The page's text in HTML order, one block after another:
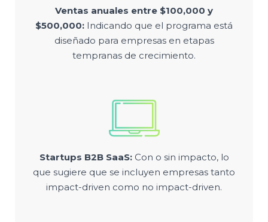
Ventas anuales entre $100,000 y
$500,000: Indicando que el programa está
diseñado para empresas en etapas
tempranas de crecimiento.
Startups B2B SaaS:Con o sin impacto, lo
que sugiere que se incluyen empresas tanto
impact-driven como no impact-driven.